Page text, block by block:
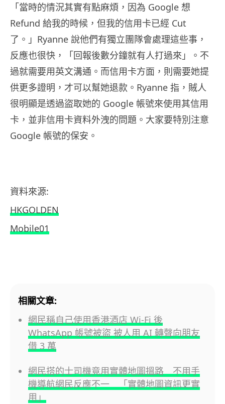
「當時的情況其實有點麻煩，因為 Google 想
Refund 給我的時候，但我的信用卡已經 Cut
了。」Ryanne 說他們有獨立團隊會處理這些事，
反應也很快，「回報後數分鐘就有人打過來」。不
過就需要用英文溝通。而信用卡方面，則需要她提
供更多證明，才可以幫她退款。Ryanne 指，賊人
很明顯是透過盜取她的 Google 帳號來使用其信用
卡，並非信用卡資料外洩的問題。大家要特別注意
Google 帳號的保安。
資料來源:
HKGOLDEN
Mobile01
相關文章:
網民稱自己使用香港酒店 Wi-Fi 後
WhatsApp 帳號被盜 被人用 AI 轉聲向朋友
借 3 萬
網民搭的士司機竟用實體地圖搵路 不用手
機導航網民反應不一 「實體地圖資訊更實
用」